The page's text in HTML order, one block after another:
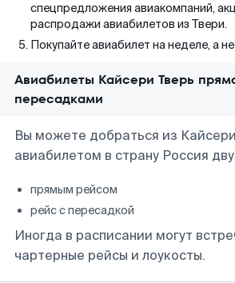
спецпредложения авиакомпаний,
распродажи авиабилетов из Твери.
Покупайте авиабилет на неделе, а
Авиабилеты Кайсери Тверь
пересадками
Вы можете добраться из
авиабилетом в страну Россия
прямым рейсом
рейс с пересадкой
Иногда в расписании могут
чартерные рейсы и лоукосты.